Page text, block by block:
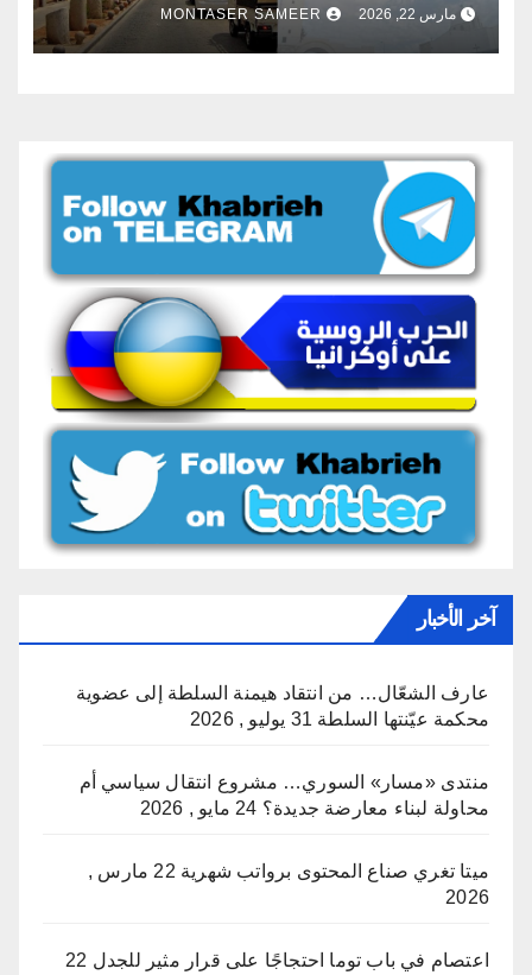
مارس 22, 2026 MONTASER SAMEER
آخر الأخبار
عارف الشعّال… من انتقاد هيمنة السلطة إلى عضوية
محكمة عيّنتها السلطة 31 يوليو , 2026
منتدى «مسار» السوري… مشروع انتقال سياسي أم
محاولة لبناء معارضة جديدة؟ 24 مايو , 2026
ميتا تغري صناع المحتوى برواتب شهرية
22 مارس ,
2026
اعتصام في باب توما احتجاجًا على قرار مثير للجدل 22